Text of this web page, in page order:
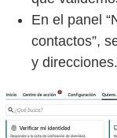
En el panel
contactos”,
y